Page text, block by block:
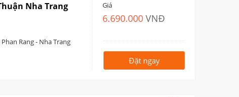
Nha Trang
Rang - Nha Trang
Giá
6.690.000 VNĐ
Đặt ngay